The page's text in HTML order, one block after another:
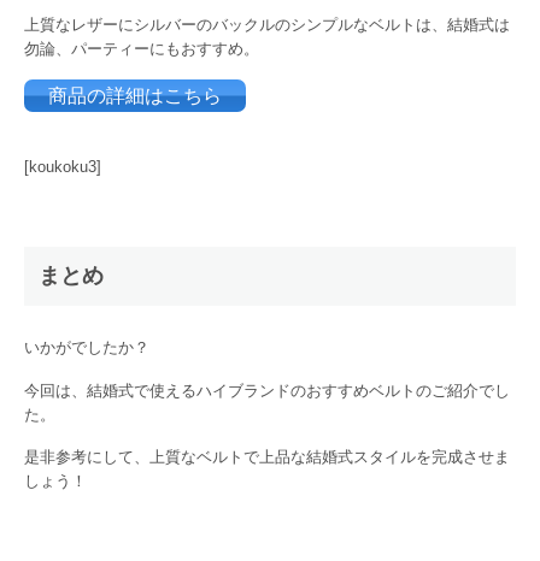
上質なレザーにシルバーのバックルのシンプルなベルトは、結婚式は
勿論、パーティーにもおすすめ。
商品の詳細はこちら
[koukoku3]
まとめ
いかがでしたか？
今回は、結婚式で使えるハイブランドのおすすめベルトのご紹介でし
た。
是非参考にして、上質なベルトで上品な結婚式スタイルを完成させま
しょう！